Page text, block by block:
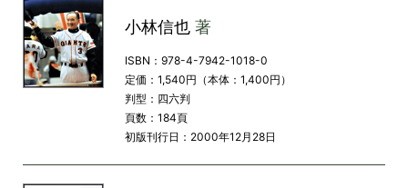
小林信也著
ISBN：978-4-7942-1018-0
定価：1,540円（本体：1,400円）
判型：四六判
頁数：184頁
初版刊行日：2000年12月28日